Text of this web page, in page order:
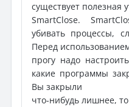
существует полезная
SmartClose.
убивать процессы,
Перед
прогу надо
какие программы
Вы закрыли
что-нибудь лишнее,